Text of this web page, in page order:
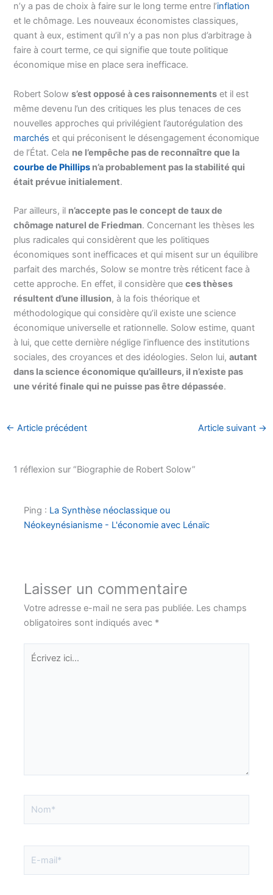
n’y a pas de choix à faire sur le long terme entre l’inflation
et le chômage. Les nouveaux économistes classiques,
quant à eux, estiment qu’il n’y a pas non plus d’arbitrage à
faire à court terme, ce qui signifie que toute politique
économique mise en place sera inefficace.
Robert Solows’est opposé à ces raisonnements et il est
même devenu l’un des critiques les plus tenaces de ces
nouvelles approches qui privilégient l’autorégulation des
marchés et qui préconisent le désengagement économique
de l’État. Cela ne l’empêche pas de reconnaître que la
courbe de Phillips n’a probablement pas la stabilité qui
était prévue initialement.
Par ailleurs, il n’accepte pas le concept de taux de
chômage naturel de Friedman. Concernant les thèses les
plus radicales qui considèrent que les politiques
économiques sont inefficaces et qui misent sur un équilibre
parfait des marchés, Solow se montre très réticent face à
cette approche. En effet, il considère queces thèses
résultent d’une illusion, à la fois théorique et
méthodologique qui considère qu’il existe une science
économique universelle et rationnelle. Solow estime, quant
à lui, que cette dernière néglige l’influence des institutions
sociales, des croyances et des idéologies. Selon lui,autant
dans la science économique qu’ailleurs, il n’existe pas
une vérité finale qui ne puisse pas être dépassée.
← Article précédent Article suivant →
1 réflexion sur “Biographie de Robert Solow”
Ping : La Synthèse néoclassique ou
Néokeynésianisme - L'économie avec Lénaïc
Laisser un commentaire
Votre adresse e-mail ne sera pas publiée. Les champs
obligatoires sont indiqués avec *
Écrivez
ici…
mail*